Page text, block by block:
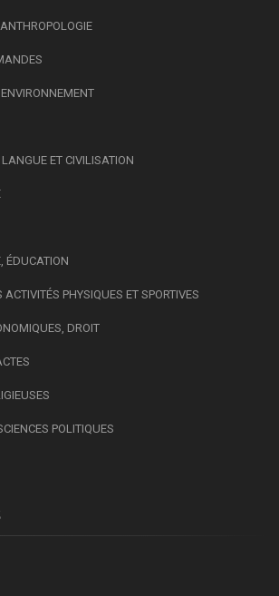
ET CIVILISATION
ÉDUCATION
ACTIVITÉS PHYSIQUES ET SPORTIVES
DROIT
POLITIQUES